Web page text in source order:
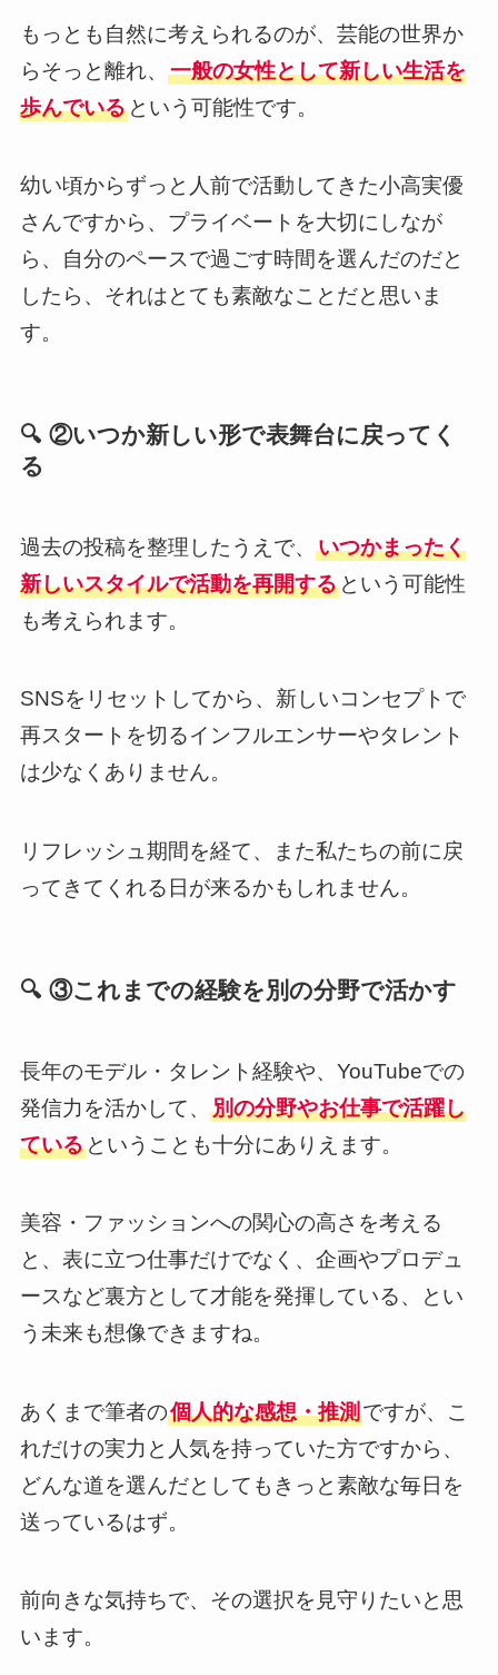
もっとも自然に考えられるのが、芸能の世界か
らそっと離れ、 一般の女性として新しい生活を
歩んでいるという可能性です。
幼い頃からずっと人前で活動してきた小高実優
さんですから、プライベートを大切にしなが
ら、自分のペースで過ごす時間を選んだのだと
したら、それはとても素敵なことだと思いま
す。
🔍 ②いつか新しい形で表舞台に戻ってく
る
過去の投稿を整理したうえで、 いつかまったく
新しいスタイルで活動を再開するという可能性
も考えられます。
SNSをリセットしてから、新しいコンセプトで
再スタートを切るインフルエンサーやタレント
は少なくありません。
リフレッシュ期間を経て、また私たちの前に戻
ってきてくれる日が来るかもしれません。
🔍 ③これまでの経験を別の分野で活かす
長年のモデル・タレント経験や、YouTubeでの
発信力を活かして、 別の分野やお仕事で活躍し
ているということも十分にありえます。
美容・ファッションへの関心の高さを考える
と、表に立つ仕事だけでなく、企画やプロデュ
ースなど裏方として才能を発揮している、とい
う未来も想像できますね。
あくまで筆者の個人的な感想・推測ですが、こ
れだけの実力と人気を持っていた方ですから、
どんな道を選んだとしてもきっと素敵な毎日を
送っているはず。
前向きな気持ちで、その選択を見守りたいと思
います。